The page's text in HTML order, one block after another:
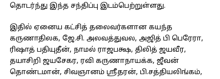
தொடர்ந்து இந்த சந்திப்பு இடம்பெற்றுள்ளது.
இதில் ஏனைய கட்சித் தலைவர்களான கயந்த
கருணாதிலக, ஜே.சி. அலவத்துவல, அஜித் பி பெரேரா,
ரிஷாத் பதியுதீன், நாமல் ராஜபக்ஷ, திலித் ஜயவீர,
தயாசிறி ஜயசேகர, ரவி கருணாநாயக்க, ஜீவன்
தொண்டமான், சிவஞானம் ஸ்ரீதரன், பி.சத்தியலிங்கம்,